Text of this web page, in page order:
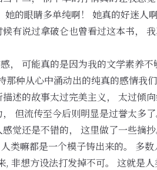
的眼睛多单纯啊！ 她真的好迷人
有说过拿破仑也曾看过这本书，
， 可能真的是因为我的文学素养
种从心中涌动出的纯真的感情我
述的故事太过完美主义， 太过倾
但流传至今后则明显是过誉太多了
觉还是不错的， 这里做了一些摘抄
类嘛都是一个模子铸出来的。 多
非想方设法打发掉不可。 这就是人